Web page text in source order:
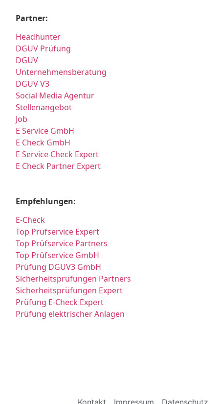
Partner:
Headhunter
DGUV Prüfung
DGUV
Unternehmensberatung
DGUV V3
Social Media Agentur
Stellenangebot
Job
E Service GmbH
E Check GmbH
E Service Check Expert
E Check Partner Expert
Empfehlungen:
E-Check
Top Prüfservice Expert
Top Prüfservice Partners
Top Prüfservice GmbH
Prüfung DGUV3 GmbH
Sicherheitsprüfungen Partners
Sicherheitsprüfungen Expert
Prüfung E-Check Expert
Prüfung elektrischer Anlagen
Kontakt Impressum Datenschutz